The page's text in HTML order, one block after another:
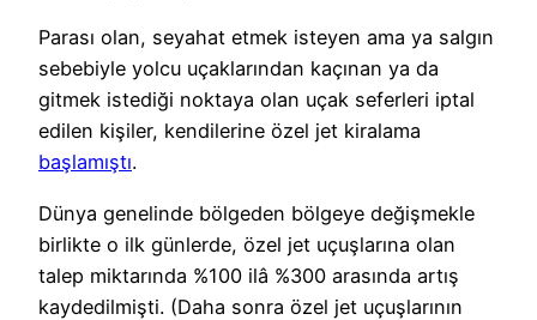
Parası olan, seyahat etmek isteyen ama ya salgın
sebebiyle yolcu uçaklarından kaçınan ya da
gitmek istediği noktaya olan uçak seferleri iptal
edilen kişiler, kendilerine özel jet kiralama
başlamıştı.
Dünya genelinde bölgeden bölgeye değişmekle
birlikte o ilk günlerde, özel jet uçuşlarına olan
talep miktarında %100 ilâ %300 arasında artış
kaydedilmişti. (Daha sonra özel jet uçuşlarının